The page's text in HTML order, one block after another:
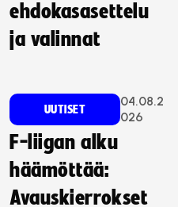
ehdokasasettelu
ja valinnat
UUTISET
04.08.2
026
F-liigan alku
häämöttää:
Avauskierrokset